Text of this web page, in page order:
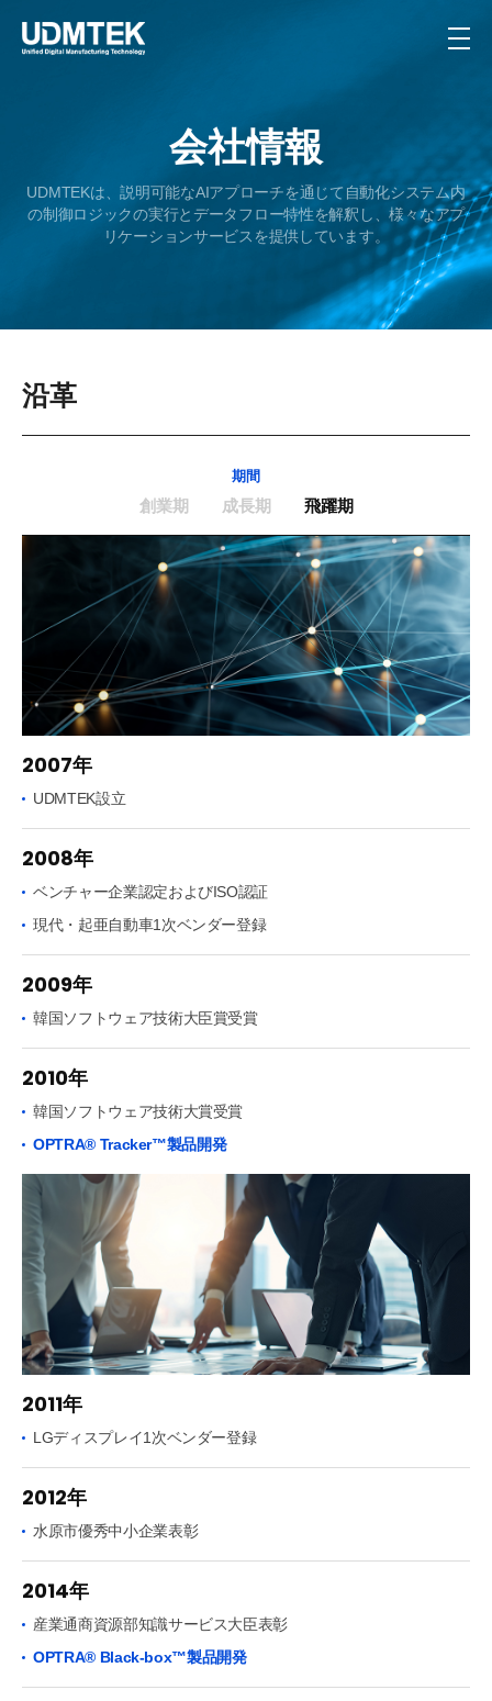
会社情報
UDMTEKは、説明可能なAIアプローチを通じて自動化システム内
の制御ロジックの実行とデータフロー特性を解釈し、様々なアプ
リケーションサービスを提供しています。
沿革
期間
創業期 成長期 飛躍期
2007年
UDMTEK設立
2008年
ベンチャー企業認定およびISO認証
現代・起亜自動車1次ベンダー登録
2009年
韓国ソフトウェア技術大臣賞受賞
2010年
韓国ソフトウェア技術大賞受賞
OPTRA® Tracker™製品開発
2011年
LGディスプレイ1次ベンダー登録
2012年
水原市優秀中小企業表彰
2014年
産業通商資源部知識サービス大臣表彰
OPTRA® Black-box™製品開発